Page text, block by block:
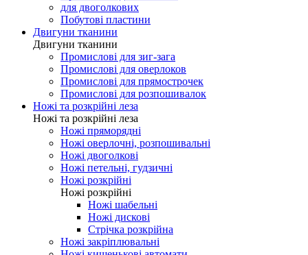
для двоголкових
Побутові пластини
Двигуни тканини
Двигуни тканини
Промислові для зиг-зага
Промислові для оверлоков
Промислові для прямострочек
Промислові для розпошивалок
Ножі та розкрійні леза
Ножі та розкрійні леза
Ножі пряморядні
Ножі оверлочні, розпошивальні
Ножі двоголкові
Ножі петельні, гудзичні
Ножі розкрійні
Ножі розкрійні
Ножі шабельні
Ножі дискові
Стрічка розкрійна
Ножі закріплювальні